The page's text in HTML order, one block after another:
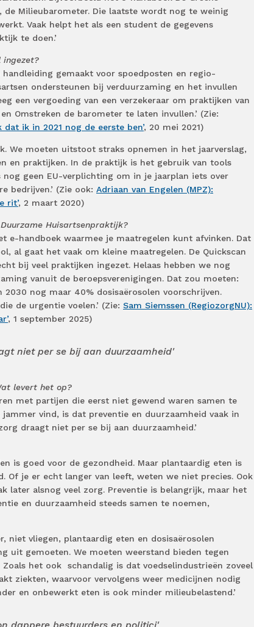
de Milieubarometer. Die laatste wordt nog te weinig
Vaak helpt het als een student de gegevens
te doen.’
ingezet?
handleiding gemaakt voor spoedposten en regio-
ondersteunen bij verduurzaming en het invullen
een vergoeding van een verzekeraar om praktijken van
Omstreken de barometer te laten invullen.’ (Zie:
dat ik in 2021 nog de eerste ben’, 20 mei 2021)
We moeten uitstoot straks opnemen in het jaarverslag,
en praktijken. In de praktijk is het gebruik van tools
geen EU-verplichting om in je jaarplan iets over
bedrijven.’ (Zie ook: Adriaan van Engelen (MPZ):
rit’, 2 maart 2020)
Huisartsenpraktijk?
e-handboek waarmee je maatregelen kunt afvinken. Dat
al gaat het vaak om kleine maatregelen. De Quickscan
bij veel praktijken ingezet. Helaas hebben we nog
vanuit de beroepsverenigingen. Dat zou moeten:
nog maar 40% dosisaërosolen voorschrijven.
de urgentie voelen.’ (Zie: Sam Siemssen (RegiozorgNU):
, 1 september 2025)
niet per se bij aan duurzaamheid'
levert het op?
met partijen die eerst niet gewend waren samen te
vind, is dat preventie en duurzaamheid vaak in
draagt niet per se bij aan duurzaamheid.’
is goed voor de gezondheid. Maar plantaardig eten is
Of je er echt langer van leeft, weten we niet precies. Ook
later alsnog veel zorg. Preventie is belangrijk, maar het
en duurzaamheid steeds samen te noemen,
niet vliegen, plantaardig eten en dosisaërosolen
uit gemoeten. We moeten weerstand bieden tegen
Zoals het ook
schandalig is dat voedselindustrieën zoveel
ziekten, waarvoor vervolgens weer medicijnen nodig
en onbewerkt eten is ook minder milieubelastend.’